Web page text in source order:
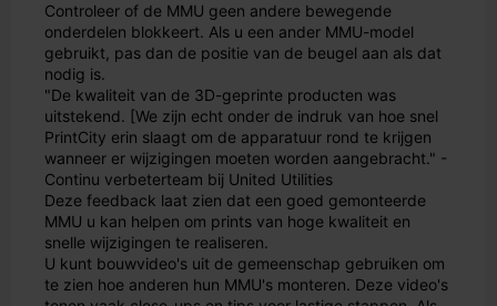
Controleer of de MMU geen andere bewegende
onderdelen blokkeert. Als u een ander MMU-model
gebruikt, pas dan de positie van de beugel aan als dat
nodig is.
"De kwaliteit van de 3D-geprinte producten was
uitstekend. [We zijn echt onder de indruk van hoe snel
PrintCity erin slaagt om de apparatuur rond te krijgen
wanneer er wijzigingen moeten worden aangebracht." -
Continu verbeterteam bij United Utilities
Deze feedback laat zien dat een goed gemonteerde
MMU u kan helpen om prints van hoge kwaliteit en
snelle wijzigingen te realiseren.
U kunt bouwvideo's uit de gemeenschap gebruiken om
te zien hoe anderen hun MMU's monteren. Deze video's